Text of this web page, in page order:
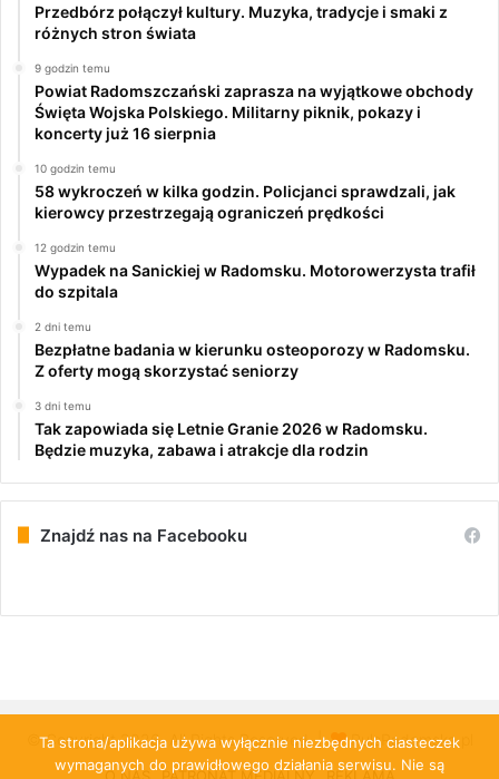
Przedbórz połączył kultury. Muzyka, tradycje i smaki z
różnych stron świata
9 godzin temu
Powiat Radomszczański zaprasza na wyjątkowe obchody
Święta Wojska Polskiego. Militarny piknik, pokazy i
koncerty już 16 sierpnia
10 godzin temu
58 wykroczeń w kilka godzin. Policjanci sprawdzali, jak
kierowcy przestrzegają ograniczeń prędkości
12 godzin temu
Wypadek na Sanickiej w Radomsku. Motorowerzysta trafił
do szpitala
2 dni temu
Bezpłatne badania w kierunku osteoporozy w Radomsku.
Z oferty mogą skorzystać seniorzy
3 dni temu
Tak zapowiada się Letnie Granie 2026 w Radomsku.
Będzie muzyka, zabawa i atrakcje dla rodzin
Znajdź nas na Facebooku
© Copyright 2026, All Rights Reserved | PulsRadomska.pl
O NAS PATRONAT MEDIALNY REKLAMA
Ta strona/aplikacja używa wyłącznie niezbędnych ciasteczek
wymaganych do prawidłowego działania serwisu. Nie są